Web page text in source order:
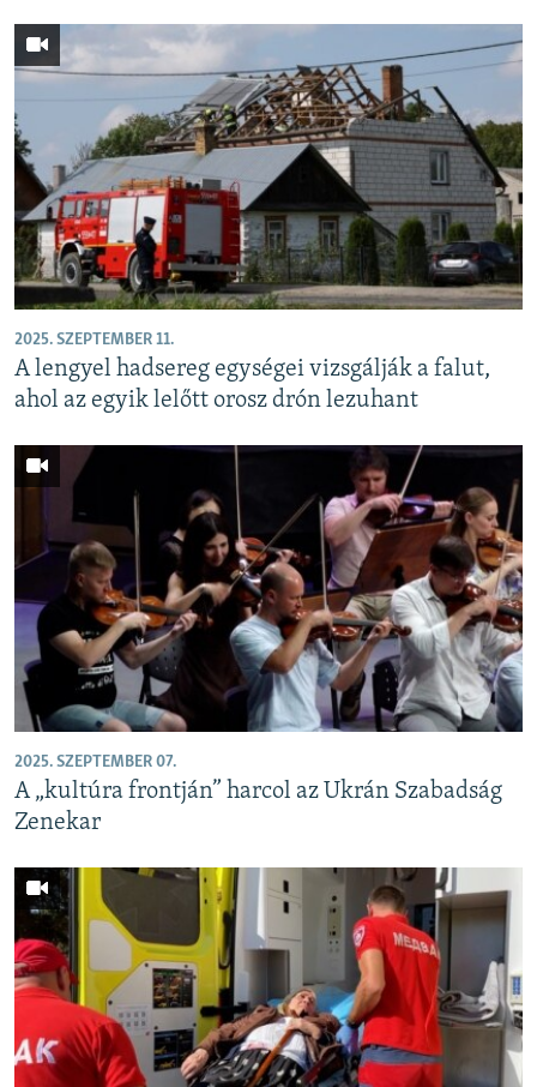
2025. SZEPTEMBER 11.
A lengyel hadsereg egységei vizsgálják a falut,
ahol az egyik lelőtt orosz drón lezuhant
2025. SZEPTEMBER 07.
A „kultúra frontján” harcol az Ukrán Szabadság
Zenekar